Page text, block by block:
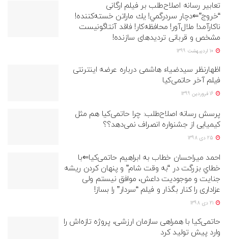
تعابیر رسانه اصلاح‌طلب بر فیلم ارگانی
“خروج”⇐دچار سردرگمي! يك ماراتن خسته‌كننده!
ناکارآمد! ملال‌آور! محافظه‌کار! فاقد آنتاگونیست
مشخص و قربانی تردیدهای سازنده!
اظهارنظر سیدضیاء هاشمی درباره عرضه اینترنتی
فیلم آخر حاتمی‌کیا
پرسش رسانه اصلاح‌طلب: چرا حاتمی‌کیا هم مثل
کیمیایی از جشنواره انصراف نمی‌دهد؟؟
احمد میراحسان خطاب به ابراهیم حاتمی‌کیا⇐با
خطاي بزرگت در “به وقت شام” و پنهان كردن ريشه
جنايت و موجوديت داعش، موافق نيستم ولی
عزاداری را کنار بگذار و فیلم “سردار” را بساز!
حاتمی‌کیا با همراهی سازمان ارزشی، پروژه تازه‌اش را
وارد پیش تولید کرد